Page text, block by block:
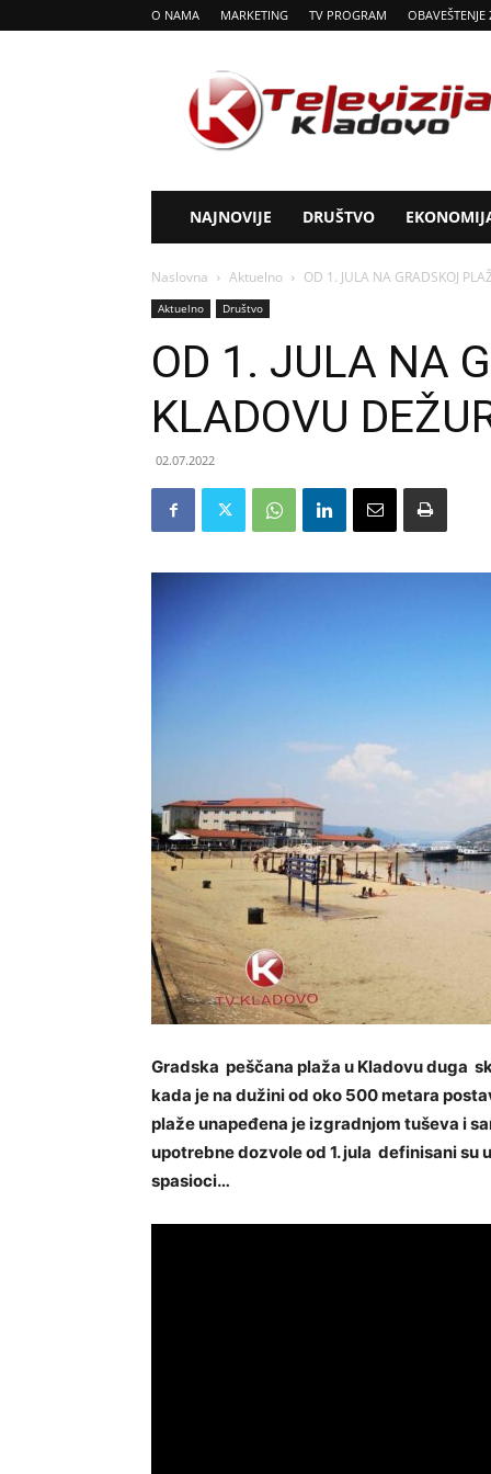
O NAMA MARKETING TV PROGRAM OBAVEŠTENJE
Tv
Kladovo
NAJNOVIJE DRUŠTVO
Naslovna Aktuelno OD 1. JULA NA GRADSKOJ
Aktuelno Društvo
OD 1. JULA NA
KLADOVU
02.07.2022
Gradska peščana plaža u Kladovu duga
kada je na dužini od oko 500 metara
plaže unapeđena je izgradnjom tuševa i
upotrebne dozvole od 1. jula definisani
spasioci…